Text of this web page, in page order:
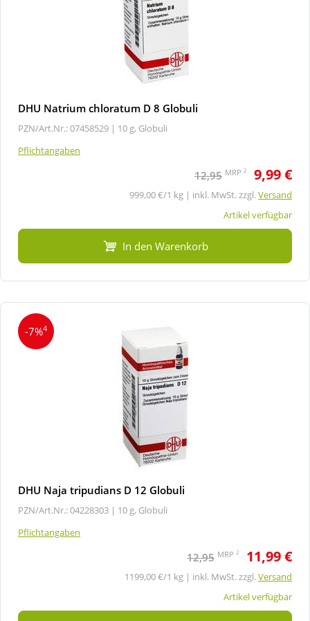
DHU Natrium chloratum D 8 Globuli
PZN/Art.Nr.: 07458529 | 10 g, Globuli
Pflichtangaben
12,95 MRP 2 9,99 €
999,00 €/1 kg | inkl. MwSt. zzgl.Versand
Artikel verfügbar
In den Warenkorb
-7%4
DHU Naja tripudians D 12 Globuli
PZN/Art.Nr.: 04228303 | 10 g, Globuli
Pflichtangaben
12,95 MRP 2 11,99 €
1199,00 €/1 kg | inkl. MwSt. zzgl.Versand
Artikel verfügbar